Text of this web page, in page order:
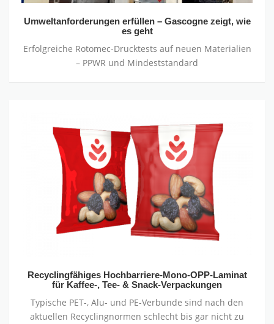
Umweltanforderungen erfüllen – Gascogne zeigt, wie
es geht
Erfolgreiche Rotomec-Drucktests auf neuen Materialien
– PPWR und Mindeststandard
Hochbarriere-
Recyclingfähiges Hochbarriere-Mono-OPP-Laminat
für Kaffee-, Tee- & Snack-Verpackungen
Typische PET-, Alu- und PE-Verbunde sind nach den
aktuellen Recyclingnormen schlecht bis gar nicht zu